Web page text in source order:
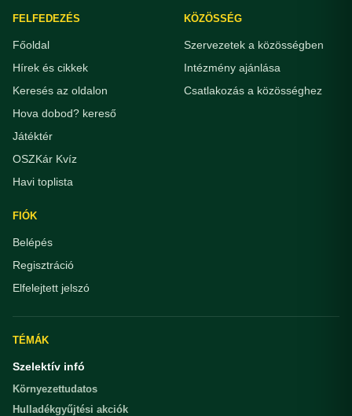
FELFEDEZÉS
Főoldal
Hírek és cikkek
Keresés az oldalon
Hova dobod? kereső
Játéktér
OSZKár Kvíz
Havi toplista
KÖZÖSSÉG
Szervezetek a közösségben
Intézmény ajánlása
Csatlakozás a közösséghez
FIÓK
Belépés
Regisztráció
Elfelejtett jelszó
TÉMÁK
Szelektív infó
Környezettudatos
Hulladékgyűjtési akciók